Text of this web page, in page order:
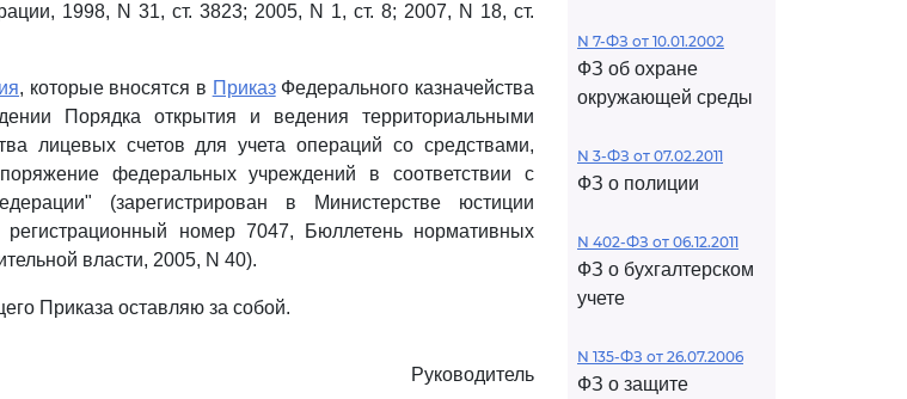
1998, N 31, ст. 3823; 2005, N 1, ст. 8; 2007, N 18, ст.
, которые вносятся в ПриказФедерального казначейства
Порядка открытия и ведения территориальными
лицевых счетов для учета операций со средствами,
федеральных учреждений в соответствии с
(зарегистрирован в Министерстве юстиции
регистрационный номер 7047, Бюллетень нормативных
власти, 2005, N 40).
Приказа оставляю за собой.
Руководитель
N 7-ФЗ от 10.01.2002
ФЗ об охране
окружающей среды
N 3-ФЗ от 07.02.2011
ФЗ о полиции
N 402-ФЗ от 06.12.2011
ФЗ о бухгалтерском
учете
N 135-ФЗ от 26.07.2006
ФЗ о защите